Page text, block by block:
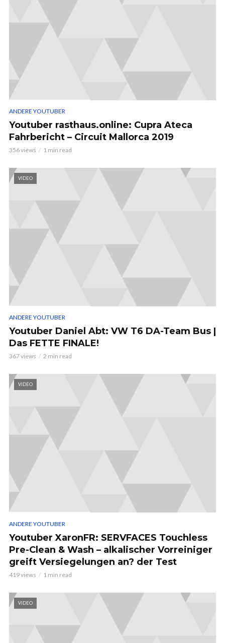
ANDERE YOUTUBER
Youtuber rasthaus.online: Cupra Ateca
Fahrbericht – Circuit Mallorca 2019
356 views 1 min read
VIDEO
ANDERE YOUTUBER
Youtuber Daniel Abt: VW T6 DA-Team Bus |
Das FETTE FINALE!
367 views 2 min read
VIDEO
ANDERE YOUTUBER
Youtuber XaronFR: SERVFACES Touchless
Pre-Clean & Wash – alkalischer Vorreiniger
greift Versiegelungen an? der Test
419 views 1 min read
VIDEO